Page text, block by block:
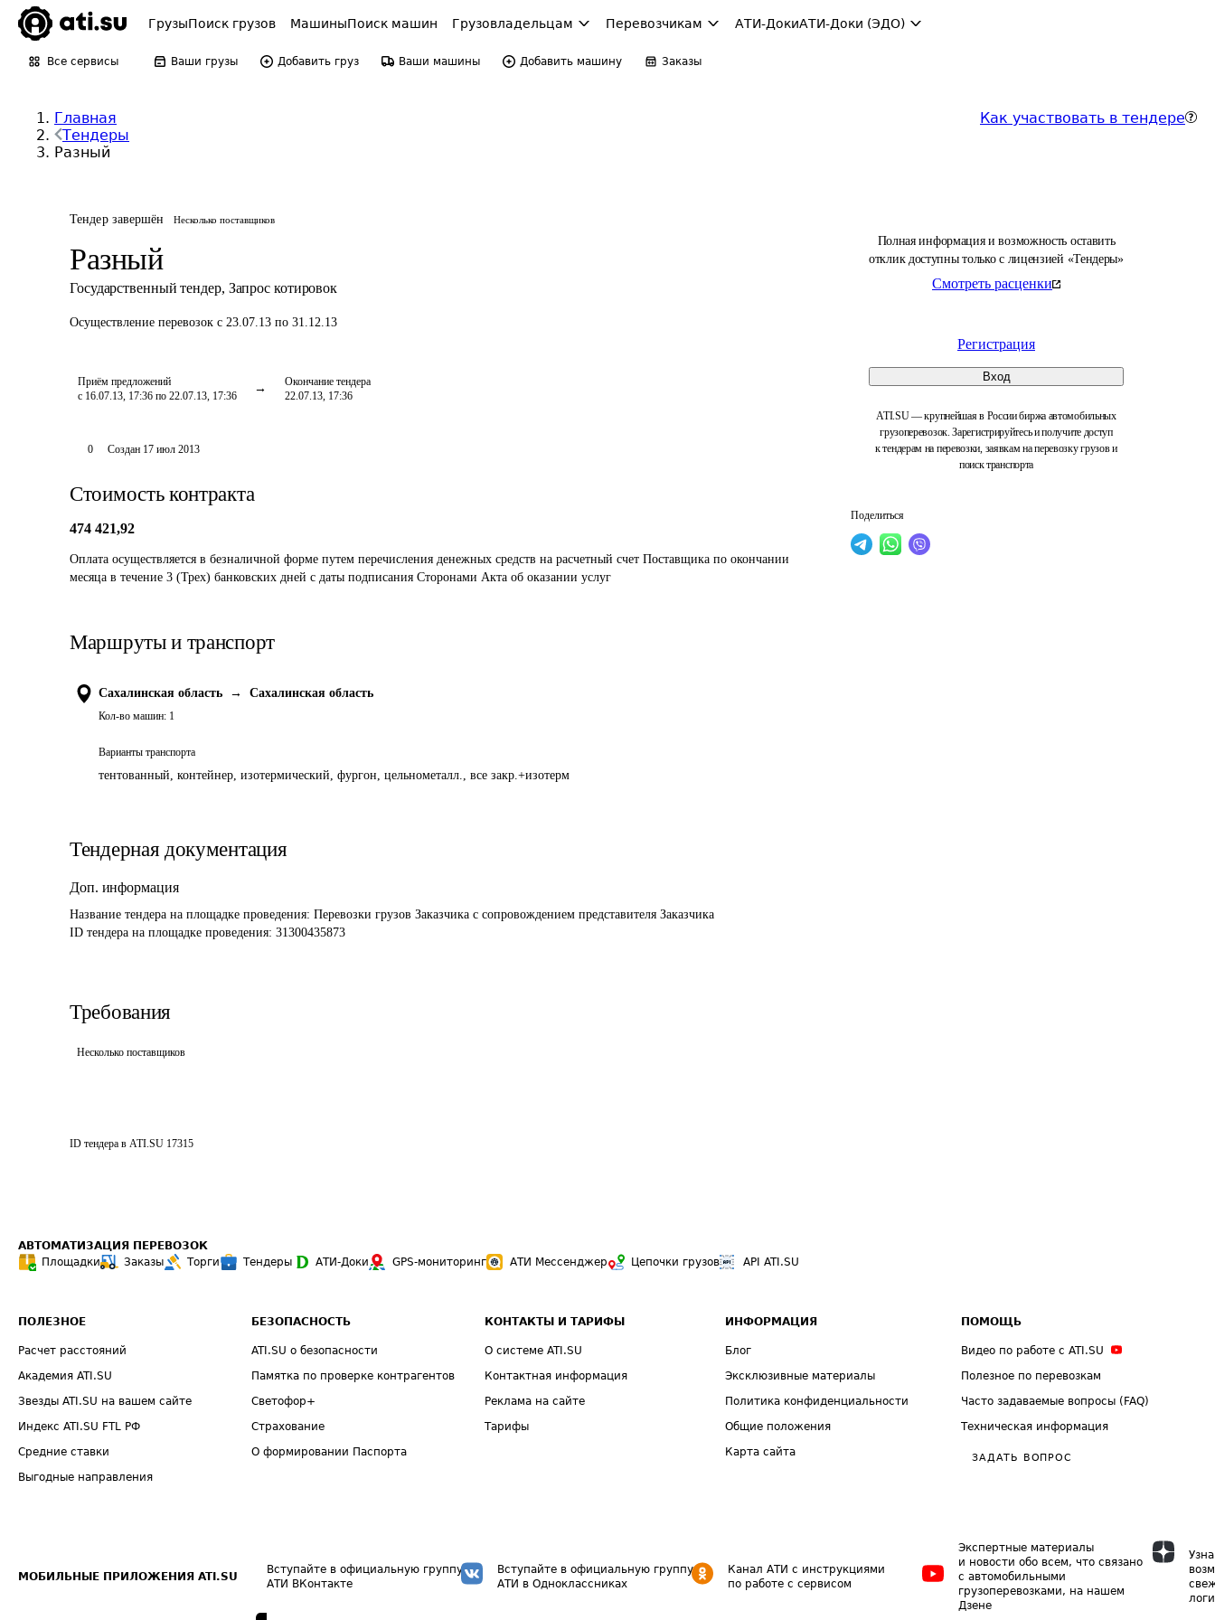
ГрузыПоиск грузов МашиныПоиск машин Грузовладельцам Перевозчикам АТИ-ДокиАТИ-Доки (ЭДО)
Все сервисы Ваши грузы Добавить груз Ваши машины Добавить машину Заказы
Главная
Тендеры
Разный
Как участвовать в тендере
Тендер завершён Несколько поставщиков
Разный
Государственный тендер, Запрос котировок
Осуществление перевозок с 23.07.13 по 31.12.13
Приём предложений
с 16.07.13, 17:36 по 22.07.13, 17:36
Окончание тендера
22.07.13, 17:36
Полная информация и возможность оставить
отклик доступны только с лицензией «Тендеры»
Смотреть расценки
Регистрация
Вход
ATI.SU — крупнейшая в России биржа автомобильных
грузоперевозок. Зарегистрируйтесь и получите доступ
к тендерам на перевозки, заявкам на перевозку грузов и
поиск транспорта
Поделиться
0 Создан 17 июл 2013
Стоимость контракта
474 421,92
Оплата осуществляется в безналичной форме путем перечисления денежных средств на расчетный счет Поставщика по окончании
месяца в течение 3 (Трех) банковских дней с даты подписания Сторонами Акта об оказании услуг
Маршруты и транспорт
Сахалинская область → Сахалинская область
Кол-во машин: 1
Варианты транспорта
тентованный, контейнер, изотермический, фургон, цельнометалл., все закр.+изотерм
Тендерная документация
Доп. информация
Название тендера на площадке проведения: Перевозки грузов Заказчика с сопровождением представителя Заказчика
ID тендера на площадке проведения: 31300435873
Требования
Несколько поставщиков
ID тендера в ATI.SU 17315
АВТОМАТИЗАЦИЯ ПЕРЕВОЗОК
Площадки
Заказы Торги Тендеры АТИ-Доки GPS-мониторинг АТИ Мессенджер Цепочки грузов API ATI.SU
ПОЛЕЗНОЕ
Расчет расстояний
Академия ATI.SU
Звезды ATI.SU на вашем сайте
Индекс ATI.SU FTL РФ
Средние ставки
Выгодные направления
БЕЗОПАСНОСТЬ
ATI.SU о безопасности
Памятка по проверке контрагентов
Светофор+
Страхование
О формировании Паспорта
КОНТАКТЫ И ТАРИФЫ
О системе ATI.SU
Контактная информация
Реклама на сайте
Тарифы
ИНФОРМАЦИЯ
Блог
Эксклюзивные материалы
Политика конфиденциальности
Общие положения
Карта сайта
ПОМОЩЬ
Видео по работе с ATI.SU
Полезное по перевозкам
Часто задаваемые вопросы (FAQ)
Техническая информация
ЗАДАТЬ ВОПРОС
МОБИЛЬНЫЕ ПРИЛОЖЕНИЯ ATI.SU
Вступайте в официальную группу
АТИ ВКонтакте
Вступайте в официальную группу
АТИ в Одноклассниках
Канал АТИ с инструкциями
по работе с сервисом
Экспертные материалы
и новости обо всем, что связано
с автомобильными
грузоперевозками, на нашем
Дзене